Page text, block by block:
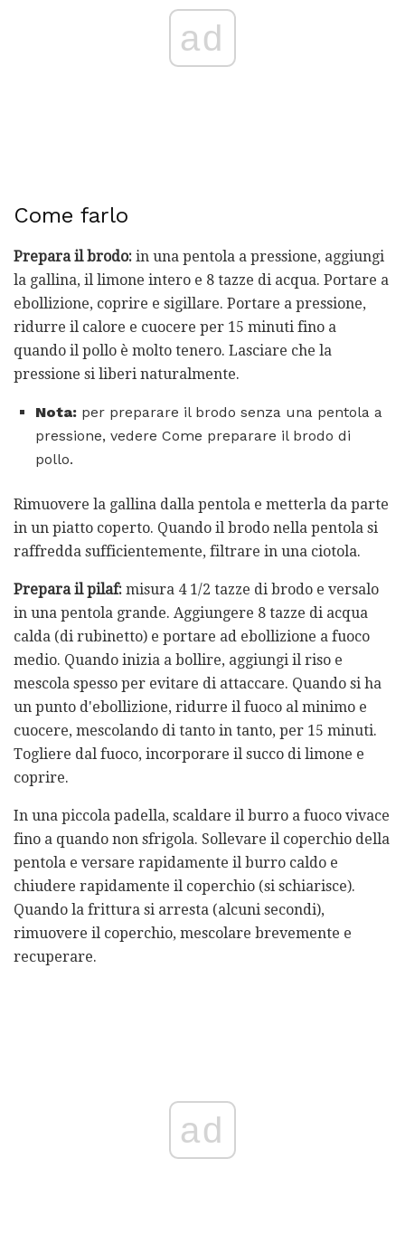
ad
Come farlo
Prepara il brodo: in una pentola a pressione, aggiungi
la gallina, il limone intero e 8 tazze di acqua. Portare a
ebollizione, coprire e sigillare. Portare a pressione,
ridurre il calore e cuocere per 15 minuti fino a
quando il pollo è molto tenero. Lasciare che la
pressione si liberi naturalmente.
Nota: per preparare il brodo senza una pentola a
pressione, vedere Come preparare il brodo di
pollo.
Rimuovere la gallina dalla pentola e metterla da parte
in un piatto coperto. Quando il brodo nella pentola si
raffredda sufficientemente, filtrare in una ciotola.
Prepara il pilaf: misura 4 1/2 tazze di brodo e versalo
in una pentola grande. Aggiungere 8 tazze di acqua
calda (di rubinetto) e portare ad ebollizione a fuoco
medio. Quando inizia a bollire, aggiungi il riso e
mescola spesso per evitare di attaccare. Quando si ha
un punto d'ebollizione, ridurre il fuoco al minimo e
cuocere, mescolando di tanto in tanto, per 15 minuti.
Togliere dal fuoco, incorporare il succo di limone e
coprire.
In una piccola padella, scaldare il burro a fuoco vivace
fino a quando non sfrigola. Sollevare il coperchio della
pentola e versare rapidamente il burro caldo e
chiudere rapidamente il coperchio (si schiarisce).
Quando la frittura si arresta (alcuni secondi),
rimuovere il coperchio, mescolare brevemente e
recuperare.
ad